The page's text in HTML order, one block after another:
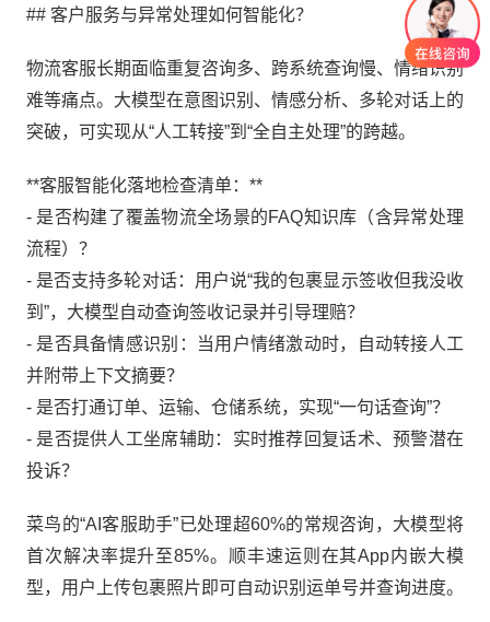
## 客户服务与异常处理如何智能化？
物流客服长期面临重复咨询多、跨系统查询慢、情绪识别
难等痛点。大模型在意图识别、情感分析、多轮对话上的
突破，可实现从“人工转接”到“全自主处理”的跨越。
**客服智能化落地检查清单：**
- 是否构建了覆盖物流全场景的FAQ知识库（含异常处理
流程）？
- 是否支持多轮对话：用户说“我的包裹显示签收但我没收
到”，大模型自动查询签收记录并引导理赔？
- 是否具备情感识别：当用户情绪激动时，自动转接人工
并附带上下文摘要？
- 是否打通订单、运输、仓储系统，实现“一句话查询”？
- 是否提供人工坐席辅助：实时推荐回复话术、预警潜在
投诉？
菜鸟的“AI客服助手”已处理超60%的常规咨询，大模型将
首次解决率提升至85%。顺丰速运则在其App内嵌大模
型，用户上传包裹照片即可自动识别运单号并查询进度。